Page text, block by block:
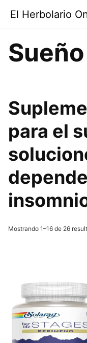
contenido
El Herbolario
Sueño
para el
Mostrando 1–16 de 26